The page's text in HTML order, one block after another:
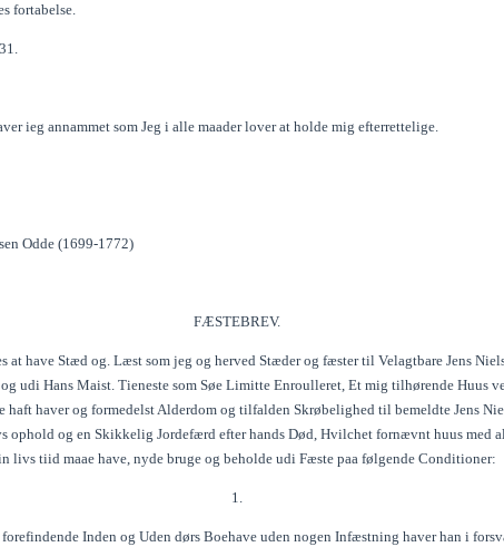
fortabelse.
ieg annammet som Jeg i alle maader lover at holde mig efterrettelige.
Odde (1699-1772)
FÆSTEBREV.
at have Stæd og. Læst som jeg og herved Stæder og fæster til Velagtbare Jens
udi Hans Maist. Tieneste som Søe Limitte Enroulleret, Et mig tilhørende Huus
haft haver og formedelst Alderdom og tilfalden Skrøbelighed til bemeldte Jens
ophold og en Skikkelig Jordefærd efter hands Død, Hvilchet fornævnt huus med
livs tiid maae have, nyde bruge og beholde udi Fæste paa følgende Conditioner:
1.
Inden og Uden dørs Boehave uden nogen Infæstning haver han i